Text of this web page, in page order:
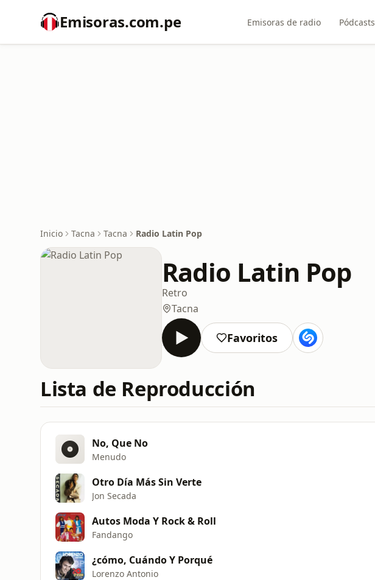
Emisoras.com.pe Emisoras de radio Pódcasts
Inicio Tacna Tacna Radio Latin Pop
Radio Latin Pop
Retro
Tacna
Favoritos
Lista de Reproducción
No, Que No
Menudo
Otro Día Más Sin Verte
Jon Secada
Autos Moda Y Rock & Roll
Fandango
¿cómo, Cuándo Y Porqué
Lorenzo Antonio